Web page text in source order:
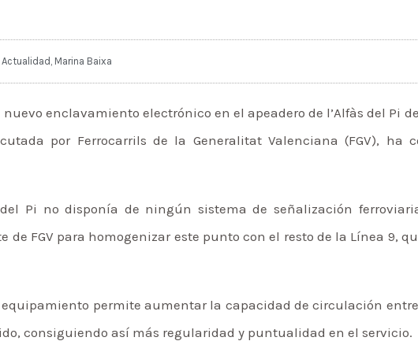
Actualidad Marina Baixa
enclavamiento electrónico en el apeadero de l’Alfàs del Pi
por Ferrocarrils de la Generalitat Valenciana (FGV), ha
del Pi no disponía de ningún sistema de señalización
de FGV para homogenizar este punto con el resto de la Línea 9,
permite aumentar la capacidad de circulación
consiguiendo así más regularidad y puntualidad en el servicio.